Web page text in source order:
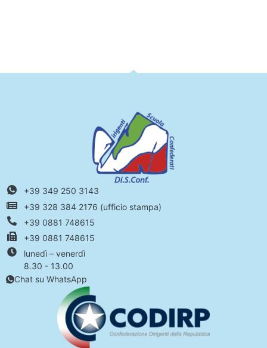
+39 349 250 3143
+39 328 384 2176 (ufficio stampa)
+39 0881 748615
+39 0881 748615
lunedì – venerdì
8.30 - 13.00
Chat su WhatsApp